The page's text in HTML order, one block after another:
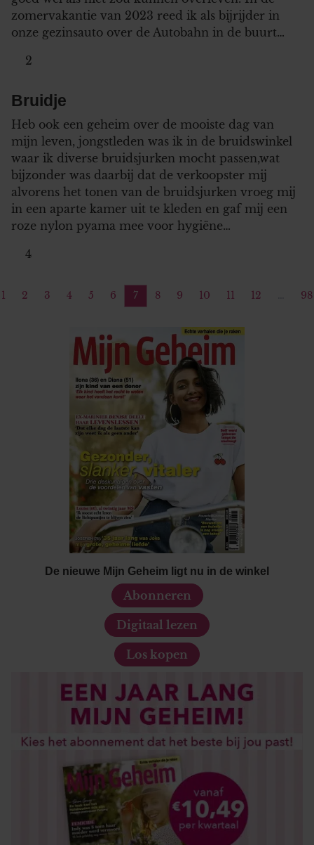
gegevens combineren met andere informatie die u aan ze
verstrekt of die ze hebben verzameld op basis van uw
van hun services. U gaat akkoord met onze cookies als u
website blijft gebruiken.
zomervakantie van 2023 reed ik als bijrijder in
onze gezinsauto over de Autobahn in de buurt…
2
Bruidje
Heb ook een geheim over de mooiste dag van
mijn leven, jongstleden was ik in de bruidswinkel
waar ik diverse bruidsjurken mocht passen,wat
bijzonder was daarbij dat de verkoopster mij
alvorens het tonen van de bruidsjurken vroeg mij
in een aparte kamer uit te kleden en gaf mij een
roze nylon pyama mee voor hygiëne…
4
pagina
Pagina
1 Pagina
2 Pagina
3 Pagina
4 Pagina
5 Pagina
6 Pagina
7 Pagina
8 Pagina
9 Pagina
10 Pagina
11 Pagina
12 98
De nieuwe Mijn Geheim ligt nu in de winkel
Abonneren
Digitaal lezen
Los kopen